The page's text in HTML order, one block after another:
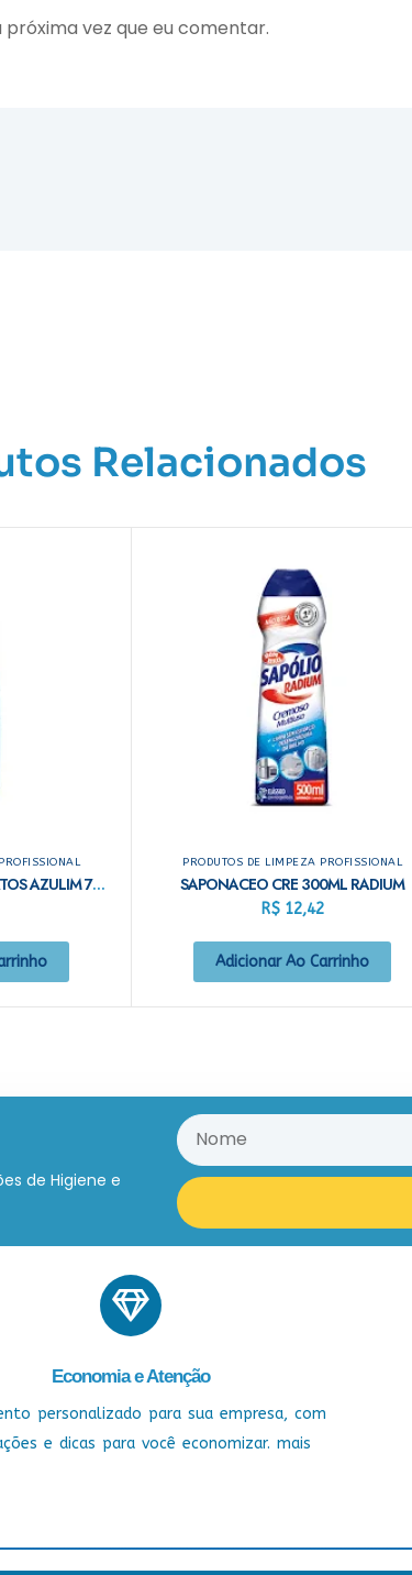
vez que eu comentar.
Relacionados
LIMPA PISOS PORCELANATOS AZULIM 750ML CITRUS
PRODUTOS DE LIMPEZA PROFISSIONAL
SAPONACEO CRE 300ML RADIUM
R$12,42
Adicionar Ao Carrinho
de Higiene e
Economia e Atenção
personalizado para sua empresa, com
e dicas para você economizar. mais